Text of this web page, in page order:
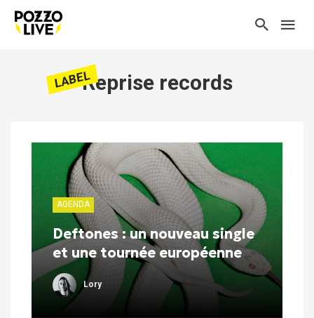
LABELReprise records
AGENDA
Deftones : un nouveau single
et une tournée européenne
Lory